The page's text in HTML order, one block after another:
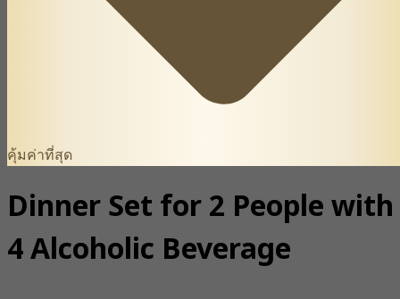
คุ้มค่าที่สุด
Dinner Set for 2 People with
4 Alcoholic Beverage